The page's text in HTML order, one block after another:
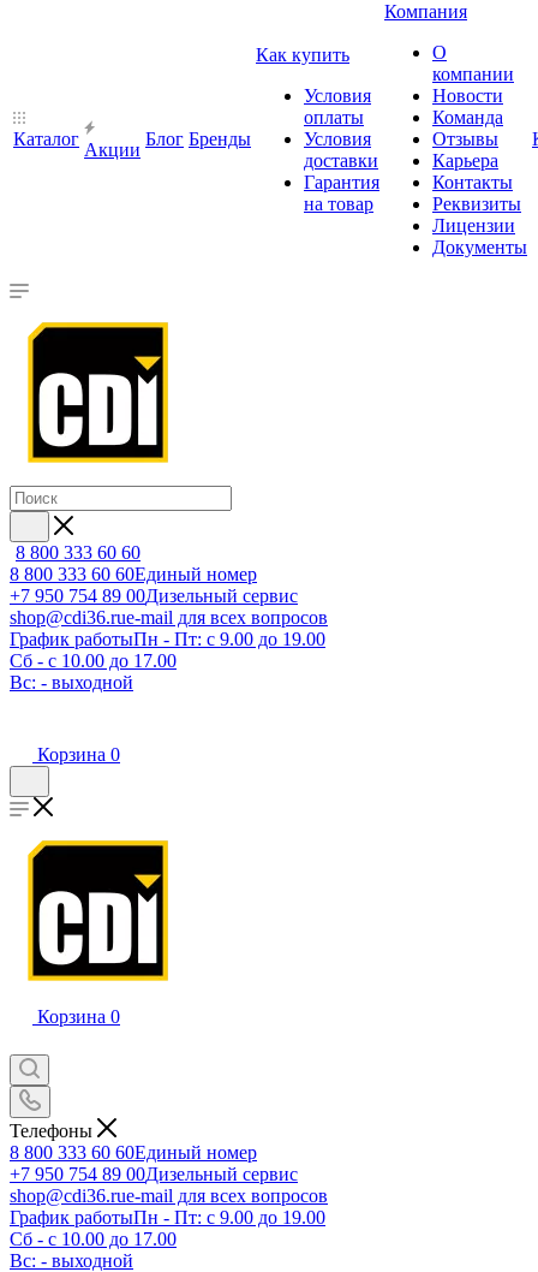
Каталог
Акции
Блог Бренды
Как купить
Условия
оплаты
Условия
доставки
Гарантия
на товар
Компания
О
компании
Новости
Команда
Отзывы
Карьера
Контакты
Реквизиты
Лицензии
Документы
8 800 333 60 60
8 800 333 60 60Единый номер
+7 950 754 89 00Дизельный сервис
shop@cdi36.rue-mail для всех вопросов
График работыПн - Пт: с 9.00 до 19.00
Сб - с 10.00 до 17.00
Вс: - выходной
Корзина 0
Корзина 0
Телефоны
8 800 333 60 60Единый номер
+7 950 754 89 00Дизельный сервис
shop@cdi36.rue-mail для всех вопросов
График работыПн - Пт: с 9.00 до 19.00
Сб - с 10.00 до 17.00
Вс: - выходной